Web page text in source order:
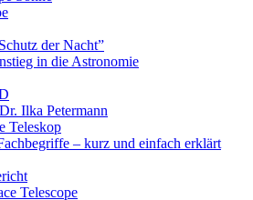
der Nacht”
in die Astronomie
Ilka Petermann
Teleskop
– kurz und einfach erklärt
Telescope